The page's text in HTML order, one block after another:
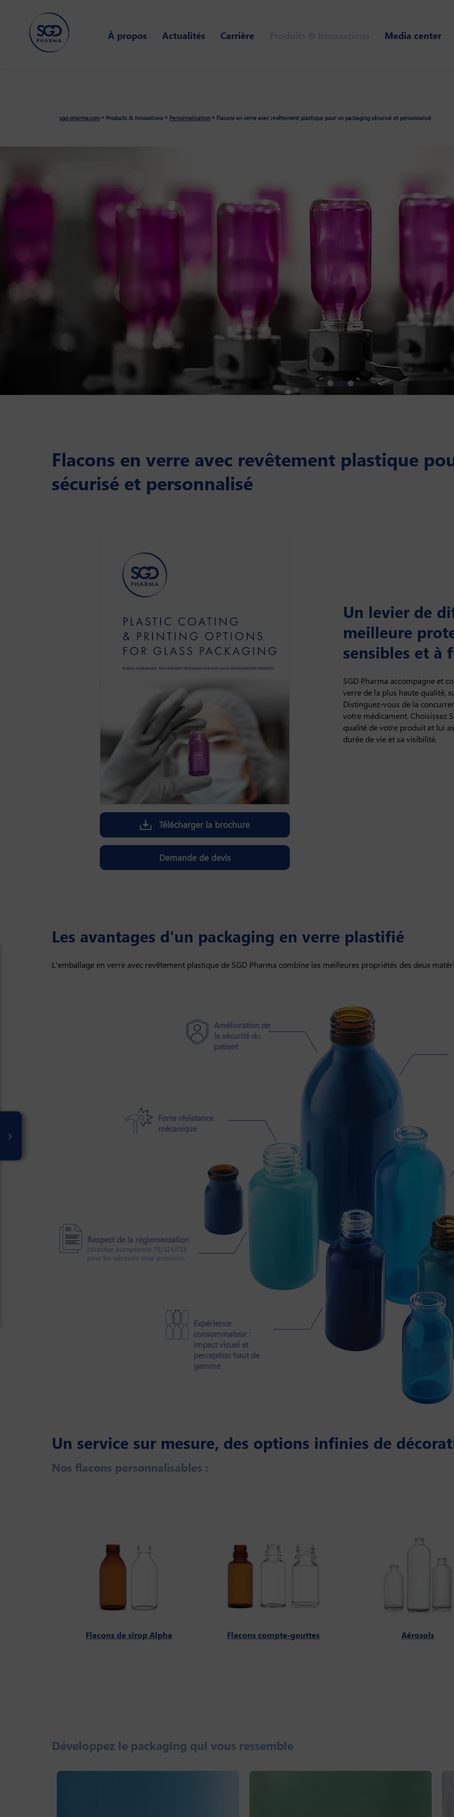
À propos Actualités Carrière Media center
sgd-pharma.com » Products & Innovations » Personnalisation » Flacons en verre avec revêtement plastique pour un packaging sécurisé et personnalisé
Flacons en verre avec revêtement plastique
sécurisé et personnalisé
Télécharger la brochure
Demande de devis
Un levier de
meilleure
sensibles et à
SGD Pharma accompagne et
verre de la plus haute qualité,
Distinguez-vous de la
votre médicament. Choisissez
qualité de votre produit et lui
durée de vie et sa visibilité.
Les avantages d'un packaging en verre plastifié
L'emballage en verre avec revêtement plastique de SGD Pharma combine les meilleures propriétés des deux
Amélioration de
la sécurité du
patient
Forte résistance
mécanique
Respect de la réglementation
(directive européenne 75/324/CEE
pour les aérosols sous pression).
Expérience
consommateur :
impact visuel et
perception haut de
gamme
Un service sur mesure, des options infinies de
Nos flacons personnalisables :
Flacons de sirop Alpha Flacons compte-gouttes Aérosols
Développez le packaging qui vous ressemble